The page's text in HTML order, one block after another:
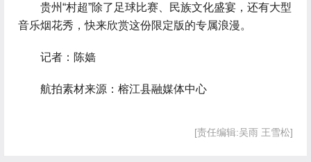
贵州“村超”除了足球比赛、民族文化盛宴，还有大型
音乐烟花秀，快来欣赏这份限定版的专属浪漫。
记者：陈嫱
航拍素材来源：榕江县融媒体中心
[责任编辑:吴雨 王雪松]